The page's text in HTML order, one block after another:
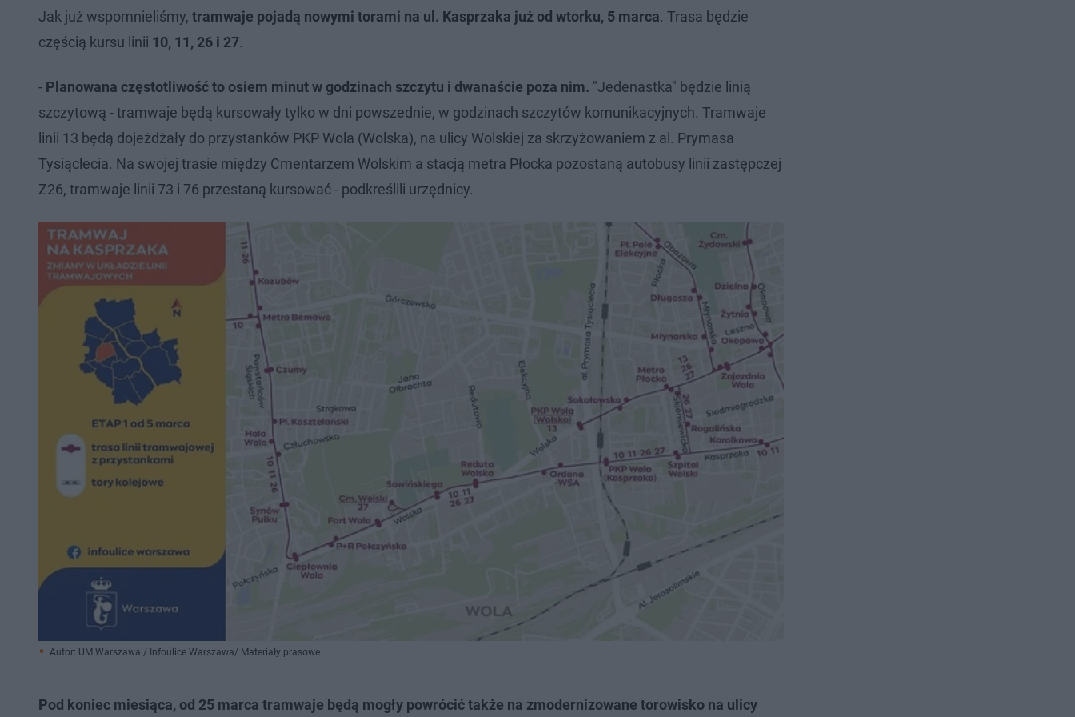
Jak już wspomnieliśmy, tramwaje pojadą nowymi torami na ul. Kasprzaka już od wtorku, 5 marca. Trasa będzie
częścią kursu linii 10, 11, 26 i 27.
- Planowana częstotliwość to osiem minut w godzinach szczytu i dwanaście poza nim. "Jedenastka" będzie linią
szczytową - tramwaje będą kursowały tylko w dni powszednie, w godzinach szczytów komunikacyjnych. Tramwaje
linii 13 będą dojeżdżały do przystanków PKP Wola (Wolska), na ulicy Wolskiej za skrzyżowaniem z al. Prymasa
Tysiąclecia. Na swojej trasie między Cmentarzem Wolskim a stacją metra Płocka pozostaną autobusy linii zastępczej
Z26, tramwaje linii 73 i 76 przestaną kursować - podkreślili urzędnicy.
Autor: UM Warszawa / Infoulice Warszawa/ Materiały prasowe
Pod koniec miesiąca, od 25 marca tramwaje będą mogły powrócić także na zmodernizowane torowisko na ulicy